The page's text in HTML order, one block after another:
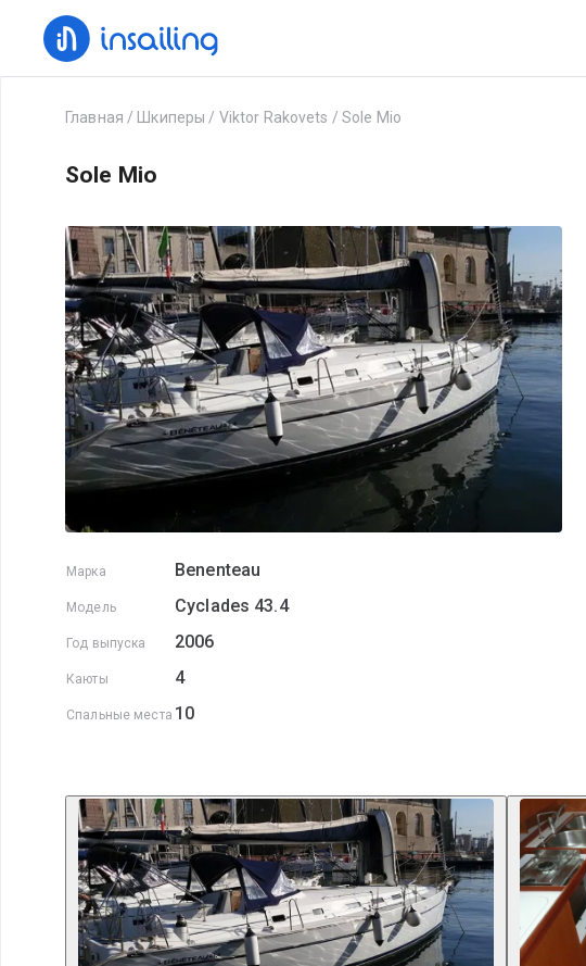
Главная / Шкиперы / Viktor Rakovets /Sole Mio
Sole Mio
Марка Benenteau
Модель Cyclades 43.4
Год выпуска 2006
Каюты 4
Спальные места 10